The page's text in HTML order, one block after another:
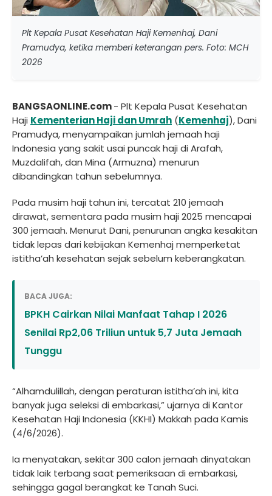
Plt Kepala Pusat Kesehatan Haji Kemenhaj, Dani
Pramudya, ketika memberi keterangan pers. Foto: MCH
2026
BANGSAONLINE.com- Plt Kepala Pusat Kesehatan
Haji Kementerian Haji dan Umrah (Kemenhaj), Dani
Pramudya, menyampaikan jumlah jemaah haji
Indonesia yang sakit usai puncak haji di Arafah,
Muzdalifah, dan Mina (Armuzna) menurun
dibandingkan tahun sebelumnya.
Pada musim haji tahun ini, tercatat 210 jemaah
dirawat, sementara pada musim haji 2025 mencapai
300 jemaah. Menurut Dani, penurunan angka kesakitan
tidak lepas dari kebijakan Kemenhaj memperketat
istitha’ah kesehatan sejak sebelum keberangkatan.
BACA JUGA:
BPKH Cairkan Nilai Manfaat Tahap I 2026
Senilai Rp2,06 Triliun untuk 5,7 Juta Jemaah
Tunggu
“Alhamdulillah, dengan peraturan istitha’ah ini, kita
banyak juga seleksi di embarkasi,” ujarnya di Kantor
Kesehatan Haji Indonesia (KKHI) Makkah pada Kamis
(4/6/2026).
Ia menyatakan, sekitar 300 calon jemaah dinyatakan
tidak laik terbang saat pemeriksaan di embarkasi,
sehingga gagal berangkat ke Tanah Suci.